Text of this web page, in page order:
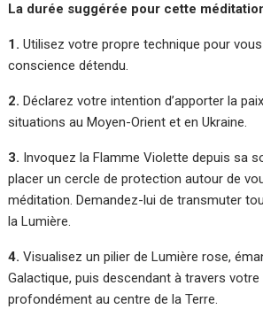
La durée suggérée pour cette
1. Utilisez votre propre technique pour
conscience détendu.
2. Déclarez votre intention d’apporter la
situations au Moyen-Orient et en Ukraine.
3. Invoquez la Flamme Violette depuis sa
placer un cercle de protection autour de
méditation. Demandez-lui de transmuter
la Lumière.
4. Visualisez un pilier de Lumière rose,
Galactique, puis descendant à travers
profondément au centre de la Terre.